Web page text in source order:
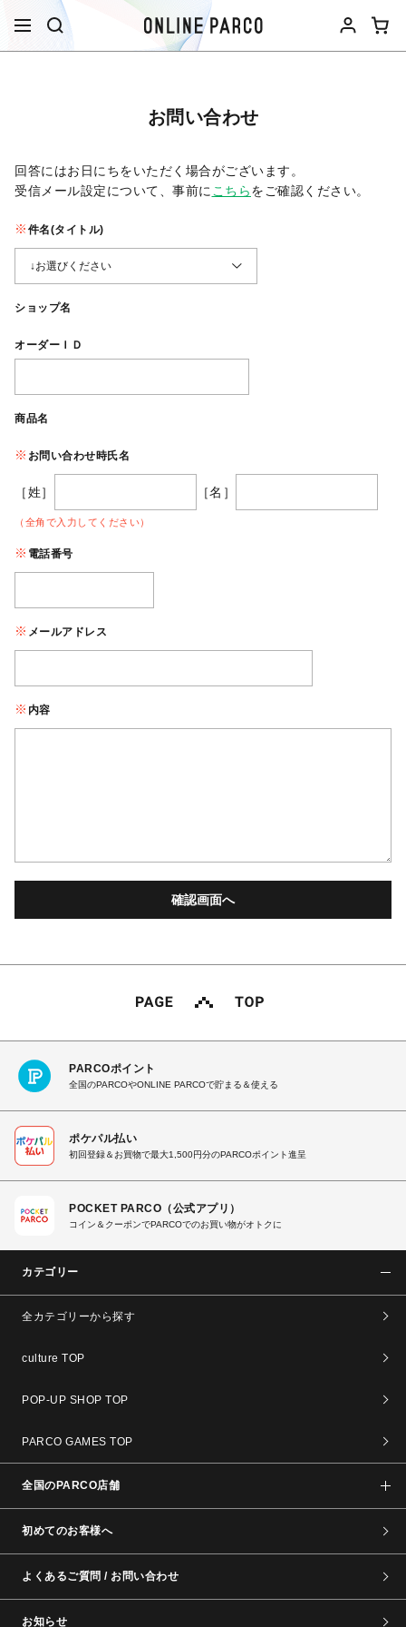
お問い合わせ
回答にはお日にちをいただく場合がございます。
受信メール設定について、事前に こちらをご確認ください。​
件名(タイトル)
ショップ名
オーダーＩＤ
商品名
お問い合わせ時氏名
［姓］ ［名］
（全角で入力してください）
電話番号
メールアドレス
内容
PARCOポイント
全国のPARCOやONLINE PARCOで貯まる＆使える
ポケパル払い
初回登録＆お買物で最大1,500円分のPARCOポイント進呈
POCKET PARCO（公式アプリ）
コイン＆クーポンでPARCOでのお買い物がオトクに
カテゴリー
全カテゴリーから探す
culture TOP
POP-UP SHOP TOP
PARCO GAMES TOP
全国のPARCO店舗
初めてのお客様へ
よくあるご質問 / お問い合わせ
お知らせ